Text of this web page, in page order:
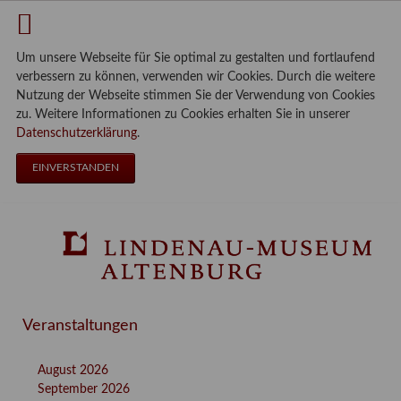
Um unsere Webseite für Sie optimal zu gestalten und fortlaufend
verbessern zu können, verwenden wir Cookies. Durch die weitere
Nutzung der Webseite stimmen Sie der Verwendung von Cookies
zu. Weitere Informationen zu Cookies erhalten Sie in unserer
Datenschutzerklärung.
EINVERSTANDEN
Veranstaltungen
August 2026
September 2026